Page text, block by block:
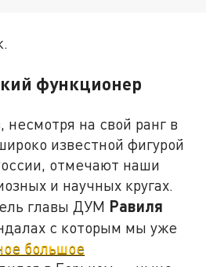
функционер
на свой ранг в
известной фигурой
отмечают наши
и научных кругах.
главы ДУМ Равиля
с которым мы уже
большое